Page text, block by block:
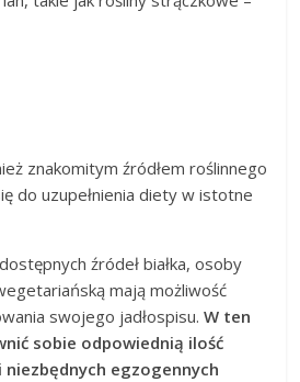
znakomitym źródłem roślinnego
do uzupełnienia diety w istotne
źródeł białka, osoby
mają możliwość
swojego jadłospisu.W ten
sobie odpowiednią ilość
niezbędnych egzogennych